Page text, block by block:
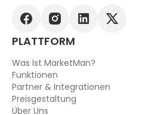
PLATTFORM
Was Ist MarketMan?
Funktionen
Partner & Integrationen
Preisgestaltung
Über Uns